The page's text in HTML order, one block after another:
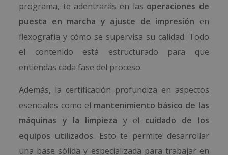
programa, te adentrarás en las operaciones de
puesta en marcha y ajuste de impresión en
flexografía y cómo se supervisa su calidad. Todo
el contenido está estructurado para que
entiendas cada fase del proceso.
Además, la certificación profundiza en aspectos
esenciales como el mantenimiento básico de las
máquinas y la limpieza y el cuidado de los
equipos utilizados. Esto te permite desarrollar
una base sólida y especializada para trabajar en